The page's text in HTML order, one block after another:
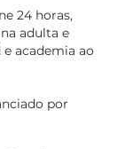
24 horas,
adulta e
academia ao
por